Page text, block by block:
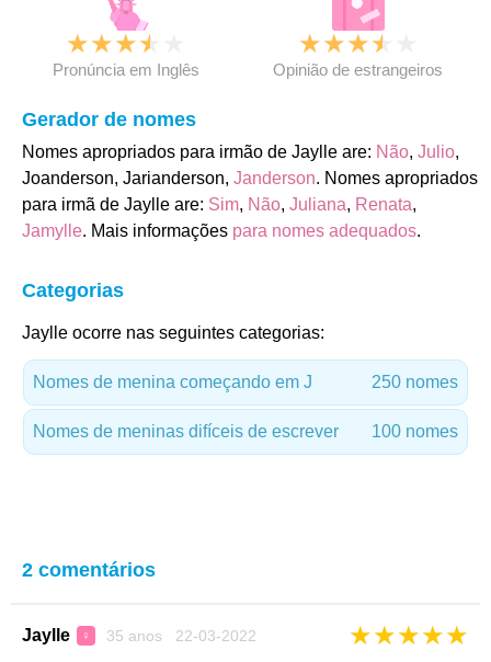
★★★★
Pronúncia em Inglês
★★★★
Opinião de estrangeiros
Gerador de nomes
Nomes apropriados para irmão de Jaylle are: Não, Julio,
Joanderson, Jarianderson, Janderson. Nomes apropriados
para irmã de Jaylle are: Sim, Não, Juliana, Renata,
Jamylle. Mais informações para nomes adequados.
Categorias
Jaylle ocorre nas seguintes categorias:
Nomes de menina começando em J 250 nomes
Nomes de meninas difíceis de escrever 100 nomes
2 comentários
Jaylle ♀ 35 anos 22-03-2022 ★★★★★